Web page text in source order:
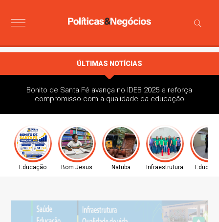
ÚLTIMAS NOTÍCIAS
Bonito de Santa Fé avança no IDEB 2025 e reforça
compromisso com a qualidade da educação
Educação Bom Jesus Natuba Infraestrutura